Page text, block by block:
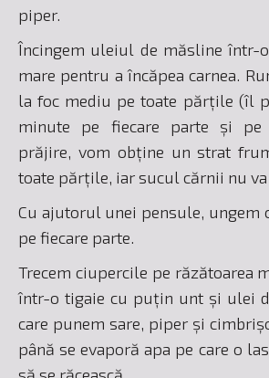
piper.
Încingem uleiul de măsline într-
mare pentru a încăpea carnea.
la foc mediu pe toate părțile (îl
minute pe fiecare parte și pe
prăjire, vom obține un strat
toate părțile, iar sucul cărnii nu
Cu ajutorul unei pensule, ungem
pe fiecare parte.
Trecem ciupercile pe răzătoarea
într-o tigaie cu puțin unt și ulei
care punem sare, piper și
până se evaporă apa pe care o